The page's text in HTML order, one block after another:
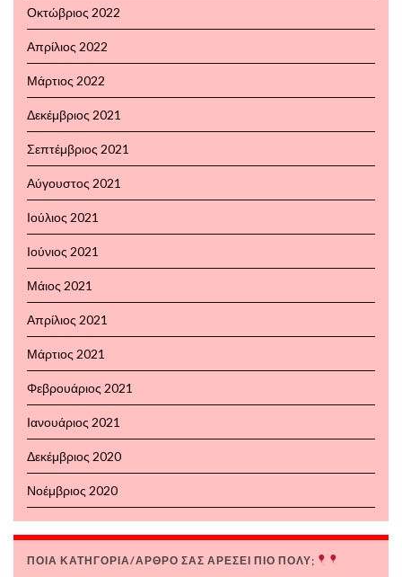
Οκτώβριος 2022
Απρίλιος 2022
Μάρτιος 2022
Δεκέμβριος 2021
Σεπτέμβριος 2021
Αύγουστος 2021
Ιούλιος 2021
Ιούνιος 2021
Μάιος 2021
Απρίλιος 2021
Μάρτιος 2021
Φεβρουάριος 2021
Ιανουάριος 2021
Δεκέμβριος 2020
Νοέμβριος 2020
ΠΟΙΑ ΚΑΤΗΓΟΡΙΑ/ΑΡΘΡΟ ΣΑΣ ΑΡΕΣΕΙ ΠΙΟ ΠΟΛΥ;